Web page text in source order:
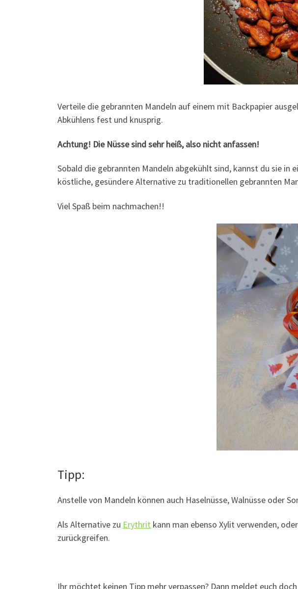
Verteile die gebrannten Mandeln auf einem mit Backpapier
Abkühlens fest und knusprig.
Achtung! Die Nüsse sind sehr heiß, also nicht anfassen!
Sobald die gebrannten Mandeln abgekühlt sind, kannst du sie in
köstliche, gesündere Alternative zu traditionellen gebrannten
Viel Spaß beim nachmachen!!
Tipp:
Anstelle von Mandeln können auch Haselnüsse, Walnüsse oder
Als Alternative zu Erythrit kann man ebenso Xylit verwenden,
zurückgreifen.
Ihr möchtet keinen Tipp mehr verpassen? Dann meldet euch